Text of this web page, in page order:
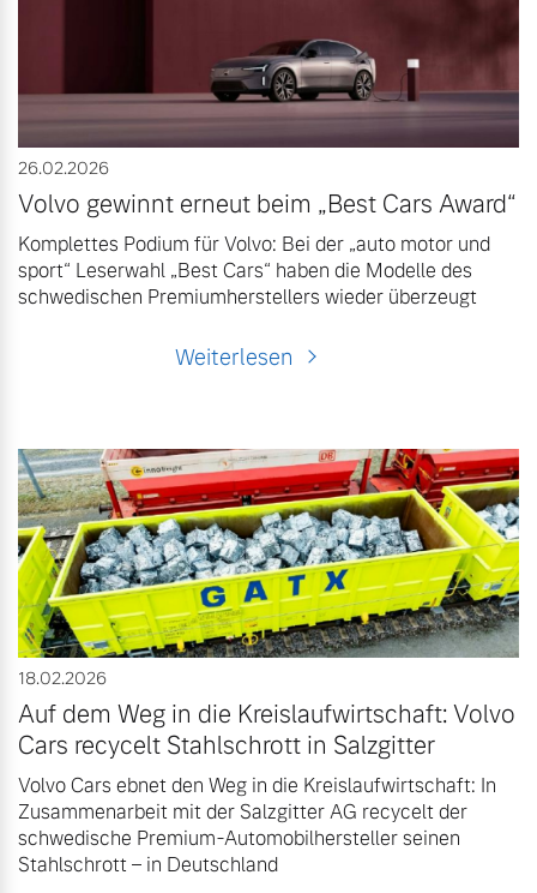
26.02.2026
Volvo gewinnt erneut beim „Best Cars Award“
Komplettes Podium für Volvo: Bei der „auto motor und
sport“ Leserwahl „Best Cars“ haben die Modelle des
schwedischen Premiumherstellers wieder überzeugt
Weiterlesen
18.02.2026
Auf dem Weg in die Kreislaufwirtschaft: Volvo
Cars recycelt Stahlschrott in Salzgitter
Volvo Cars ebnet den Weg in die Kreislaufwirtschaft: In
Zusammenarbeit mit der Salzgitter AG recycelt der
schwedische Premium-Automobilhersteller seinen
Stahlschrott – in Deutschland